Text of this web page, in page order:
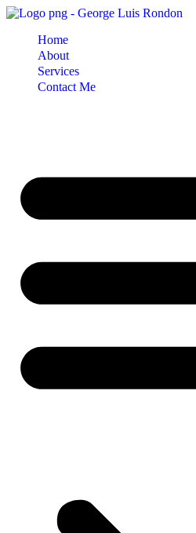
Skip
contentHome
About
Services
Contact Me